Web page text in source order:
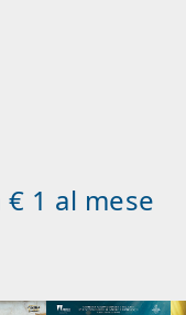
1 al mese